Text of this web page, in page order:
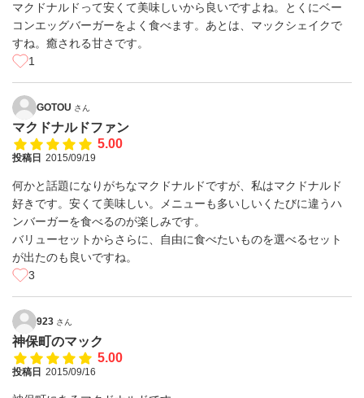
マクドナルドって安くて美味しいから良いですよね。とくにベー
コンエッグバーガーをよく食べます。あとは、マックシェイクで
すね。癒される甘さです。
1
GOTOU さん
マクドナルドファン
5.00
投稿日 2015/09/19
何かと話題になりがちなマクドナルドですが、私はマクドナルド
好きです。安くて美味しい。メニューも多いしいくたびに違うハ
ンバーガーを食べるのが楽しみです。
バリューセットからさらに、自由に食べたいものを選べるセット
が出たのも良いですね。
3
923 さん
神保町のマック
5.00
投稿日 2015/09/16